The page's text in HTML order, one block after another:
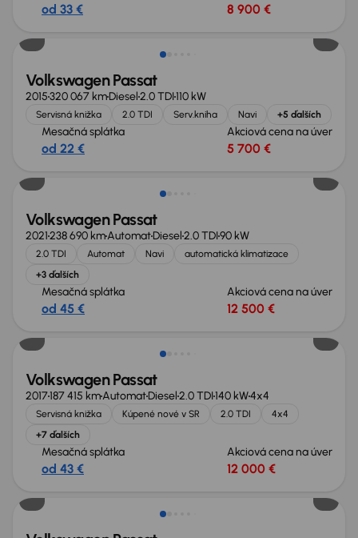
od 33 € 8 900 €
Volkswagen Passat
2015320 067 kmDiesel2.0 TDI110 kW
Servisná knižka 2.0 TDI Serv.kniha Navi +5 ďalších
Mesačná splátka
od 22 €
Akciová cena na úver
5 700 €
Volkswagen Passat
2021238 690 kmAutomatDiesel2.0 TDI90 kW
2.0 TDI Automat Navi
automatická klimatizace
+3 ďalších
Mesačná splátka
od 45 €
Akciová cena na úver
12 500 €
Zlacnené o 500 €
Volkswagen Passat
2017187 415 kmAutomatDiesel2.0 TDI140 kW4x4
Servisná knižka Kúpené nové v SR 2.0 TDI
4x4
+7 ďalších
Mesačná splátka
od 43 €
Akciová cena na úver
12 000 €